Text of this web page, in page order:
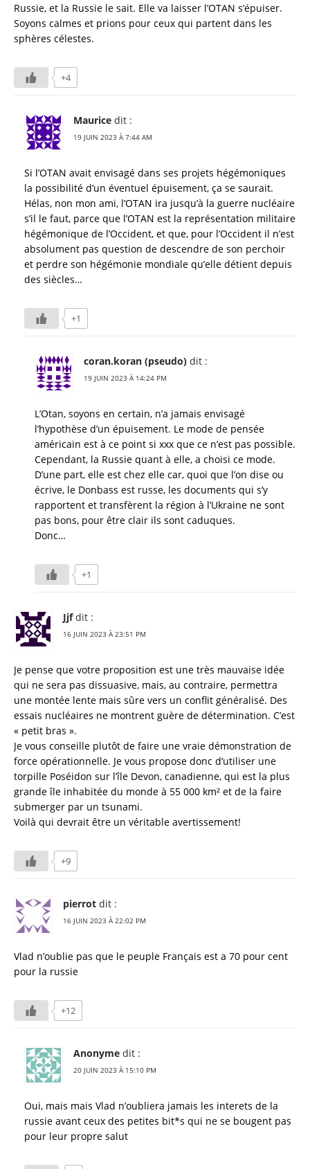
Russie, et la Russie le sait. Elle va laisser l’OTAN s’épuiser.
Soyons calmes et prions pour ceux qui partent dans les
sphères célestes.
+4
Maurice dit :
19 JUIN 2023 À 7:44 AM
Si l’OTAN avait envisagé dans ses projets hégémoniques
la possibilité d’un éventuel épuisement, ça se saurait.
Hélas, non mon ami, l’OTAN ira jusqu’à la guerre nucléaire
s’il le faut, parce que l’OTAN est la représentation militaire
hégémonique de l’Occident, et que, pour l’Occident il n’est
absolument pas question de descendre de son perchoir
et perdre son hégémonie mondiale qu’elle détient depuis
des siècles…
+1
coran.koran (pseudo) dit :
19 JUIN 2023 À 14:24 PM
L’Otan, soyons en certain, n’a jamais envisagé
l’hypothèse d’un épuisement. Le mode de pensée
américain est à ce point si xxx que ce n’est pas possible.
Cependant, la Russie quant à elle, a choisi ce mode.
D’une part, elle est chez elle car, quoi que l’on dise ou
écrive, le Donbass est russe, les documents qui s’y
rapportent et transfèrent la région à l’Ukraine ne sont
pas bons, pour être clair ils sont caduques.
Donc…
+1
Jjf dit :
16 JUIN 2023 À 23:51 PM
Je pense que votre proposition est une très mauvaise idée
qui ne sera pas dissuasive, mais, au contraire, permettra
une montée lente mais sûre vers un conflit généralisé. Des
essais nucléaires ne montrent guère de détermination. C’est
« petit bras ».
Je vous conseille plutôt de faire une vraie démonstration de
force opérationnelle. Je vous propose donc d’utiliser une
torpille Poséidon sur l’île Devon, canadienne, qui est la plus
grande île inhabitée du monde à 55 000 km² et de la faire
submerger par un tsunami.
Voilà qui devrait être un véritable avertissement!
+9
pierrot dit :
16 JUIN 2023 À 22:02 PM
Vlad n’oublie pas que le peuple Français est a 70 pour cent
pour la russie
+12
Anonyme dit :
20 JUIN 2023 À 15:10 PM
Oui, mais mais Vlad n’oubliera jamais les interets de la
russie avant ceux des petites bit*s qui ne se bougent pas
pour leur propre salut